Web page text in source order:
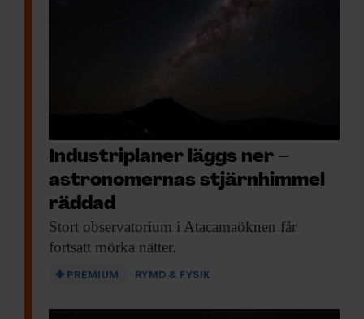
Industriplaner läggs ner –
astronomernas stjärnhimmel
räddad
Stort observatorium i Atacamaöknen får
fortsatt mörka nätter.
PREMIUM RYMD & FYSIK